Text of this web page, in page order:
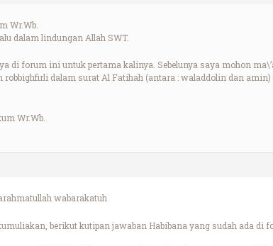
Wr.Wb.
dalam lindungan Allah SWT.
di forum ini untuk pertama kalinya. Sebelunya saya mohon
robbighfirli dalam surat Al Fatihah (antara : waladdolin dan
Wr.Wb.
wabarakatuh
berikut kutipan jawaban Habibana yang sudah ada di